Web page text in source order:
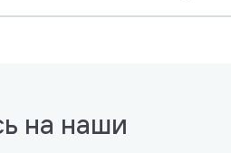
на наши